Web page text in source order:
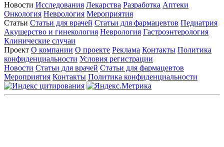
Новости Исследования Лекарства Разработка Аптеки
Онкология Неврология Мероприятия
Статьи Статьи для врачей Статьи для фармацевтов Педиатрия
Акушерство и гинекология Неврология Гастроэнтерология
Клинические случаи
Проект О компании О проекте Реклама Контакты Политика
конфиденциальности Условия регистрации
Новости Статьи для врачей Статьи для фармацевтов
Мероприятия Контакты Политика конфиденциальности